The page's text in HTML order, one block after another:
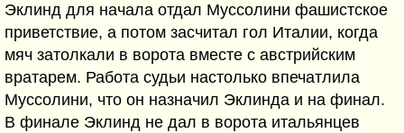
Эклинд для начала отдал Муссолини фашистское
приветствие, а потом засчитал гол Италии, когда
мяч затолкали в ворота вместе с австрийским
вратарем. Работа судьи настолько впечатлила
Муссолини, что он назначил Эклинда и на финал.
В финале Эклинд не дал в ворота итальянцев